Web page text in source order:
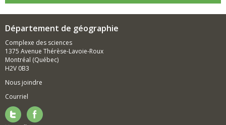
Département de géographie
Complexe des sciences
1375 Avenue Thérèse-Lavoie-Roux
Montréal (Québec)
H2V 0B3
Nous joindre
Courriel